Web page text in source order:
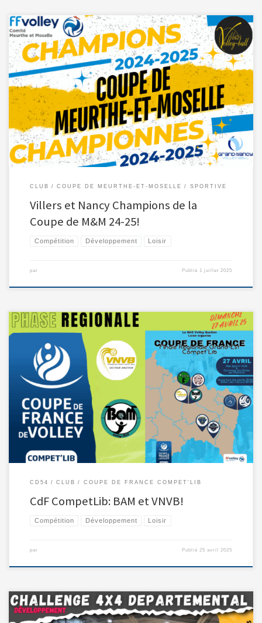
Le CHAMPION de la Coupe de Meurthe-et-Moselle est le COS […]
CLUB COUPE DE MEURTHE-ET-MOSELLE SPORTIVE
Villers et Nancy Champions de la
Coupe de M&M 24-25!
Compétition Développement Loisir
par Publié 1 juillet 2025
C’est ce week-end que nos les équipes Meurthe-et-Mosellanes qualifiées lors
CD54 CLUB COUPE DE FRANCE COMPET'LIB
CdF CompetLib: BAM et VNVB!
Compétition Développement Loisir
par Publié25 avril 2025